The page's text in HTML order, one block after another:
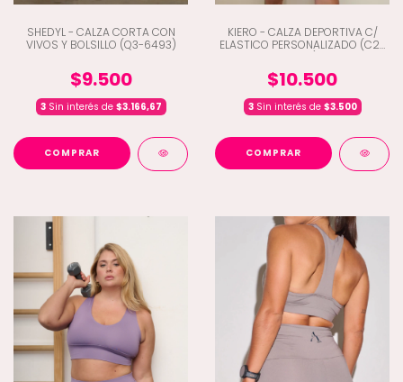
SHEDYL - CALZA CORTA CON
VIVOS Y BOLSILLO (Q3-6493)
$9.500
3Sin interés de $3.166,67
COMPRAR
KIERO - CALZA DEPORTIVA C/
ELASTICO PERSONALIZADO (C2-
$10.500
3Sin interés de $3.500
COMPRAR